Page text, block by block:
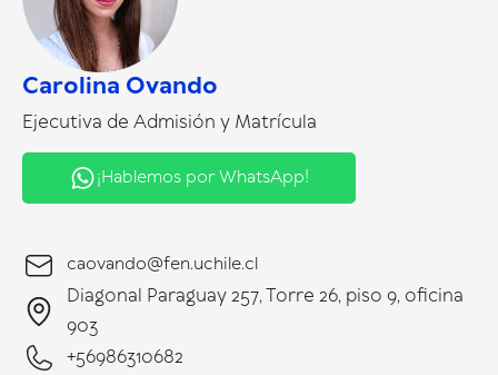
Carolina Ovando
Ejecutiva de Admisión y Matrícula
¡Hablemos por WhatsApp!
caovando@fen.uchile.cl
Diagonal Paraguay 257, Torre 26, piso 9, oficina
903
+56986310682